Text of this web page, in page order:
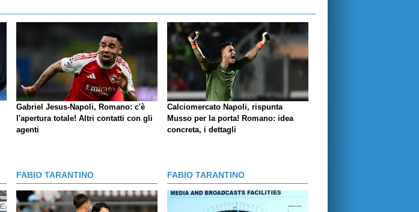
Gabriel Jesus-Napoli, Romano: c'è
l'apertura totale! Altri contatti con gli
agenti
Calciomercato Napoli, rispunta
Musso per la porta! Romano: idea
concreta, i dettagli
FABIO TARANTINO FABIO TARANTINO